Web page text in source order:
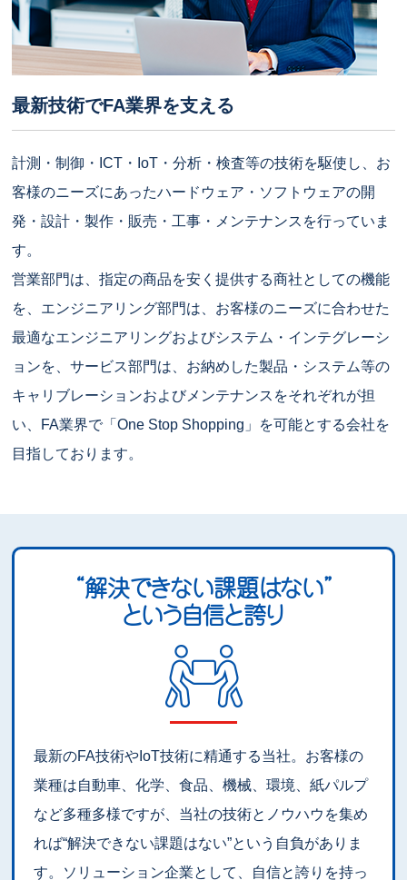
最新技術でFA業界を支える
計測・制御・ICT・IoT・分析・検査等の技術を駆使し、お
客様のニーズにあったハードウェア・ソフトウェアの開
発・設計・製作・販売・工事・メンテナンスを行っていま
す。
営業部門は、指定の商品を安く提供する商社としての機能
を、エンジニアリング部門は、お客様のニーズに合わせた
最適なエンジニアリングおよびシステム・インテグレーシ
ョンを、サービス部門は、お納めした製品・システム等の
キャリブレーションおよびメンテナンスをそれぞれが担
い、FA業界で「One Stop Shopping」を可能とする会社を
目指しております。
“解決できない課題はない”
という自信と誇り
最新のFA技術やIoT技術に精通する当社。お客様の
業種は自動車、化学、食品、機械、環境、紙パルプ
など多種多様ですが、当社の技術とノウハウを集め
れば“解決できない課題はない”という自負がありま
す。ソリューション企業として、自信と誇りを持っ